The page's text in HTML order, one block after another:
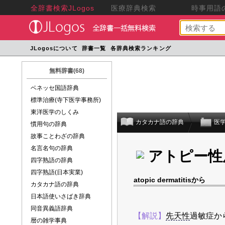
全辞書検索JLogos 医療辞典検索 時事用語
JLogosについて 辞書一覧 各辞典検索ランキング
無料辞書(68)
ベネッセ国語辞典
標準治療(寺下医学事務所)
東洋医学のしくみ
慣用句の辞典
故事ことわざの辞典
名言名句の辞典
四字熟語の辞典
四字熟語(日本実業)
カタカナ語の辞典
日本語使いさばき辞典
同音異義語辞典
暦の雑学事典
カタカナ語の辞典 医
アトピー性
atopic dermatitisから
【解説】 先天性過敏症か